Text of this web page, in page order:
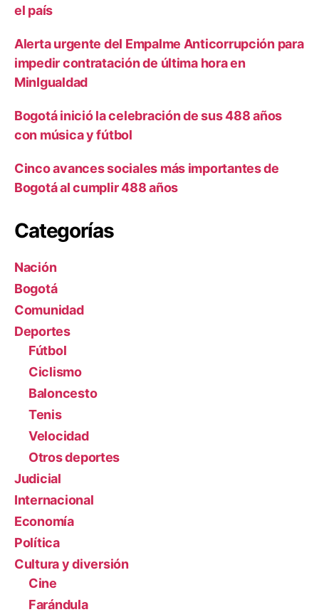
el país
Alerta urgente del Empalme Anticorrupción para
impedir contratación de última hora en
MinIgualdad
Bogotá inició la celebración de sus 488 años
con música y fútbol
Cinco avances sociales más importantes de
Bogotá al cumplir 488 años
Categorías
Nación
Bogotá
Comunidad
Deportes
Fútbol
Ciclismo
Baloncesto
Tenis
Velocidad
Otros deportes
Judicial
Internacional
Economía
Política
Cultura y diversión
Cine
Farándula